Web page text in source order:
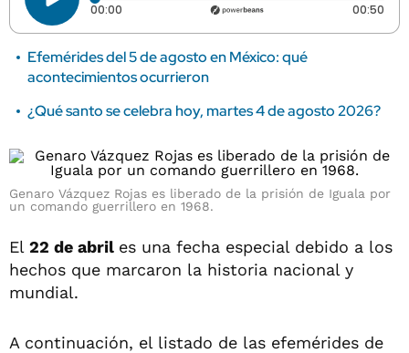
00:00 Tiempo transcurrido: 0 segundos 00:50
Efemérides del 5 de agosto en México: qué
acontecimientos ocurrieron
¿Qué santo se celebra hoy, martes 4 de agosto 2026?
Genaro Vázquez Rojas es liberado de la prisión de Iguala por
un comando guerrillero en 1968.
El 22 de abril es una fecha especial debido a los
hechos que marcaron la historia nacional y
mundial.
A continuación, el listado de las efemérides de